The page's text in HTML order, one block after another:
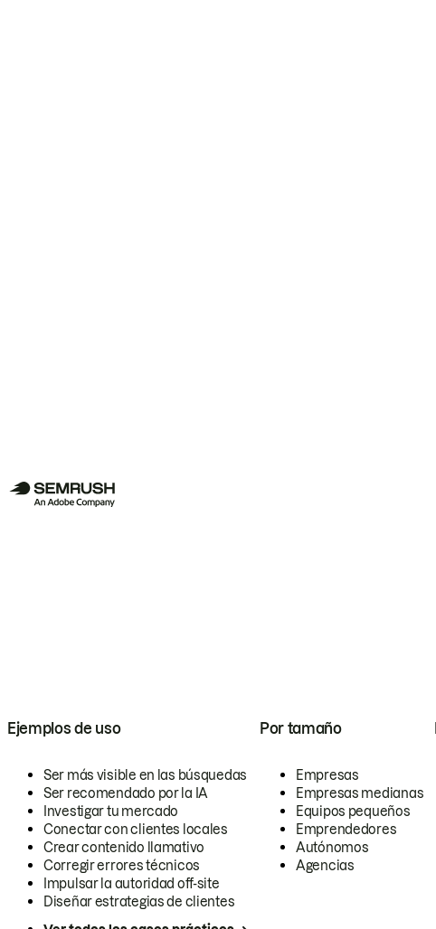
Ejemplos de uso
Ser más visible en las búsquedas
Ser recomendado por la IA
Investigar tu mercado
Conectar con clientes locales
Crear contenido llamativo
Corregir errores técnicos
Impulsar la autoridad off-site
Diseñar estrategias de clientes
Por tamaño
Empresas
Empresas medianas
Equipos pequeños
Emprendedores
Autónomos
Agencias